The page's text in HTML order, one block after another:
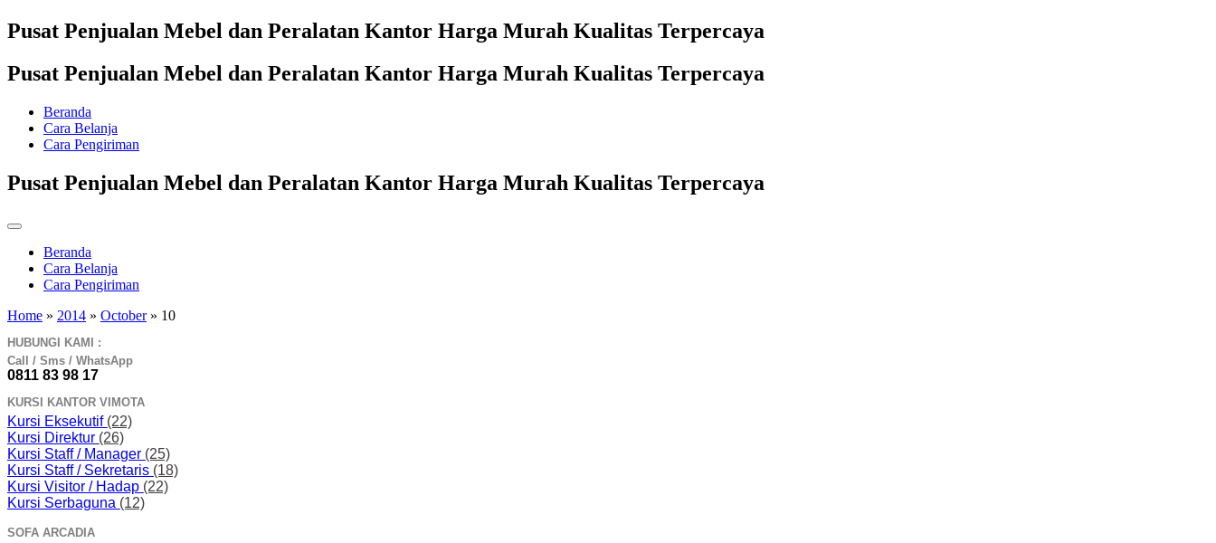
Pusat Penjualan Mebel dan Peralatan Kantor Harga Murah Kualitas Terpercaya
Pusat Penjualan Mebel dan Peralatan Kantor Harga Murah Kualitas Terpercaya
Beranda
Cara Belanja
Cara Pengiriman
Pusat Penjualan Mebel dan Peralatan Kantor Harga Murah Kualitas Terpercaya
Beranda
Cara Belanja
Cara Pengiriman
Home » 2014 » October » 10
HUBUNGI KAMI :
Call / Sms / WhatsApp
0811 83 98 17
KURSI KANTOR VIMOTA
Kursi Eksekutif (22)
Kursi Direktur (26)
Kursi Staff / Manager (25)
Kursi Staff / Sekretaris (18)
Kursi Visitor / Hadap (22)
Kursi Serbaguna (12)
SOFA ARCADIA